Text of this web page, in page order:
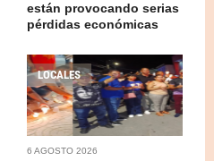
están provocando serias
pérdidas económicas
LOCALES
6 AGOSTO 2026